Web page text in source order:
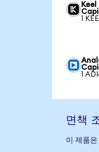
1
1
면책
이 제품